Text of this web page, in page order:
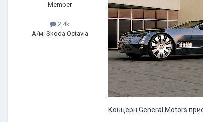
Member
2,4k
А/м: Skoda Octavia
Концерн General Motors